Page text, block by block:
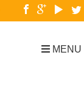
MENU